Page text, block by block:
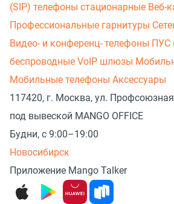
(SIP) телефоны стационарные Веб-
Профессиональные гарнитуры
Видео- и конференц- телефоны ПУС
беспроводные VoIP шлюзы
Мобильные телефоны Аксессуары
117420, г. Москва, ул.
под вывеской MANGO OFFICE
Будни, с 9:00–19:00
Новосибирск
Приложение Mango Talker